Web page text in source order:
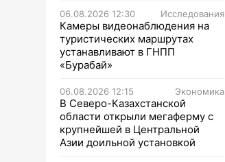
06.08.2026 12:30 Исследования
Камеры видеонаблюдения на
туристических маршрутах
устанавливают в ГНПП
«Бурабай»
06.08.2026 12:15 Экономика
В Северо-Казахстанской
области открыли мегаферму с
крупнейшей в Центральной
Азии доильной установкой